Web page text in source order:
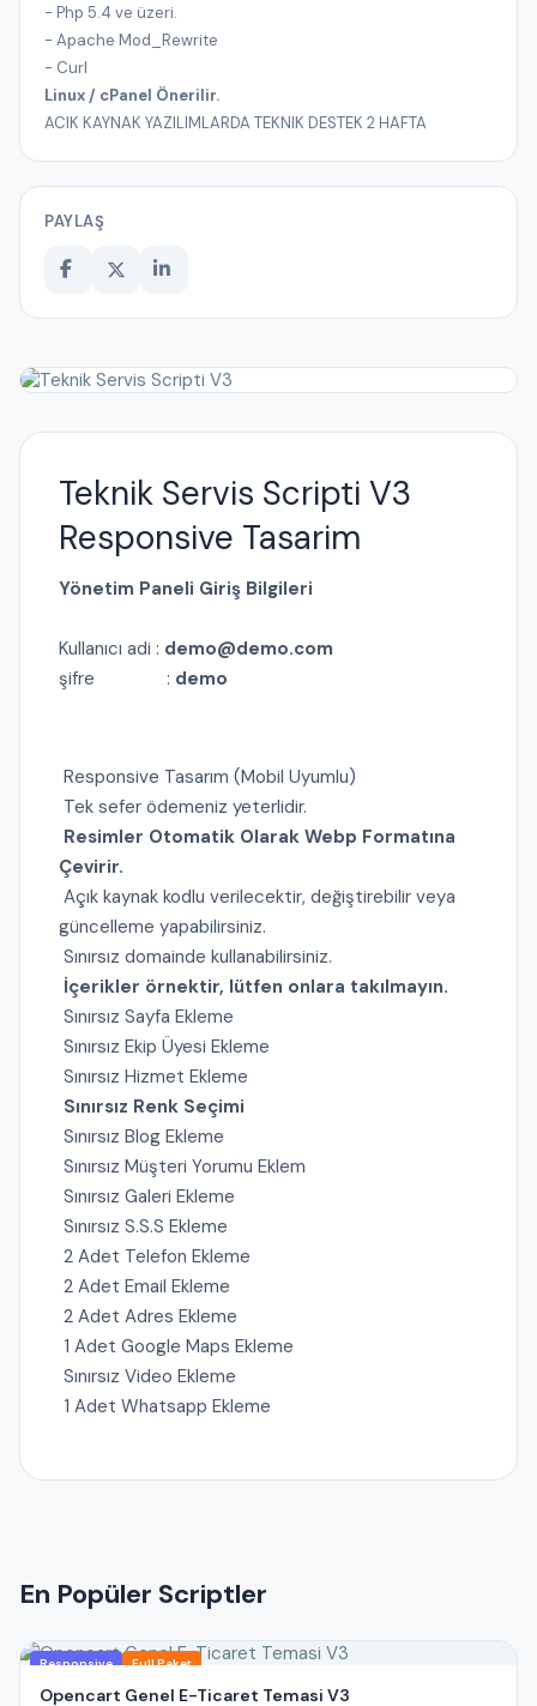
Teknik Servis Scripti V3
Responsive Tasarim
Yönetim Paneli Giriş Bilgileri
Kullanıcı adi : demo@demo.com
şifre : demo
Responsive Tasarım (Mobil Uyumlu)
Tek sefer ödemeniz yeterlidir.
Resimler Otomatik Olarak Webp Formatına
Çevirir.
Açık kaynak kodlu verilecektir, değiştirebilir veya
güncelleme yapabilirsiniz.
Sınırsız domainde kullanabilirsiniz.
İçerikler örnektir, lütfen onlara takılmayın.
Sınırsız Sayfa Ekleme
Sınırsız Ekip Üyesi Ekleme
Sınırsız Hizmet Ekleme
Sınırsız Renk Seçimi
Sınırsız Blog Ekleme
Sınırsız Müşteri Yorumu Eklem
Sınırsız Galeri Ekleme
Sınırsız S.S.S Ekleme
2 Adet Telefon Ekleme
2 Adet Email Ekleme
2 Adet Adres Ekleme
1 Adet Google Maps Ekleme
Sınırsız Video Ekleme
1 Adet Whatsapp Ekleme
- Php 5.4 ve üzeri.
- Apache Mod_Rewrite
- Curl
Linux / cPanel Önerilir.
ACIK KAYNAK YAZILIMLARDA TEKNIK DESTEK 2 HAFTA
PAYLAŞ
En Popüler Scriptler
Responsive Full Paket
Opencart Genel E-Ticaret Temasi V3